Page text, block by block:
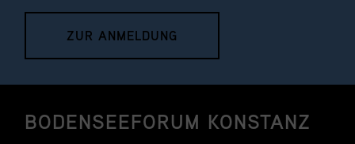
ZUR ANMELDUNG
BODENSEEFORUM KONSTANZ